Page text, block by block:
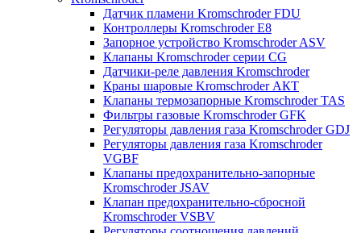
Датчик пламени Kromschroder FDU
Контроллеры Kromschroder E8
Запорное устройство Kromschroder ASV
Клапаны Kromschroder серии CG
Датчики-реле давления Kromschroder
Краны шаровые Kromschroder АКТ
Клапаны термозапорные Kromschroder TAS
Фильтры газовые Kromschroder GFK
Регуляторы давления газа Kromschroder GDJ
Регуляторы давления газа Kromschroder
VGBF
Клапаны предохранительно-запорные
Kromschroder JSAV
Клапан предохранительно-сбросной
Kromschroder VSBV